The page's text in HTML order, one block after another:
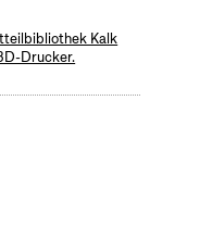
Kalk
Drucker.